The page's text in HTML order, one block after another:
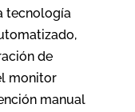
tecnología
de
monitor
manual